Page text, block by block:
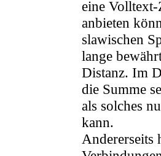
eine Volltext-
anbieten
slawischen
lange
Distanz. Im
die Summe
als solches
kann.
Andererseits